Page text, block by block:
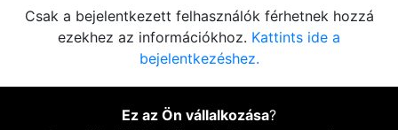
Csak a bejelentkezett felhasználók férhetnek hozzá
ezekhez az információkhoz. Kattints ide a
bejelentkezéshez.
Ez az Ön vállalkozása?